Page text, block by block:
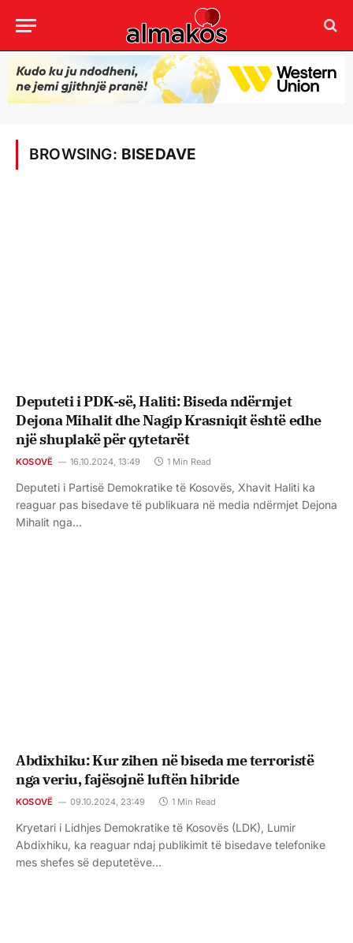
BROWSING: BISEDAVE
Deputeti i PDK-së, Haliti: Biseda ndërmjet
Dejona Mihalit dhe Nagip Krasniqit është edhe
një shuplakë për qytetarët
KOSOVË 16.10.2024, 13:49 1 Min Read
Deputeti i Partisë Demokratike të Kosovës, Xhavit Haliti ka
reaguar pas bisedave të publikuara në media ndërmjet Dejona
Mihalit nga…
Abdixhiku: Kur zihen në biseda me terroristë
nga veriu, fajësojnë luftën hibride
KOSOVË 09.10.2024, 23:49 1 Min Read
Kryetari i Lidhjes Demokratike të Kosovës (LDK), Lumir
Abdixhiku, ka reaguar ndaj publikimit të bisedave telefonike
mes shefes së deputetëve…